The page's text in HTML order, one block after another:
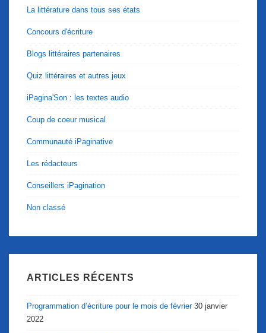
La littérature dans tous ses états
Concours d'écriture
Blogs littéraires partenaires
Quiz littéraires et autres jeux
iPagina'Son : les textes audio
Coup de coeur musical
Communauté iPaginative
Les rédacteurs
Conseillers iPagination
Non classé
ARTICLES RÉCENTS
Programmation d’écriture pour le mois de février 30 janvier
2022